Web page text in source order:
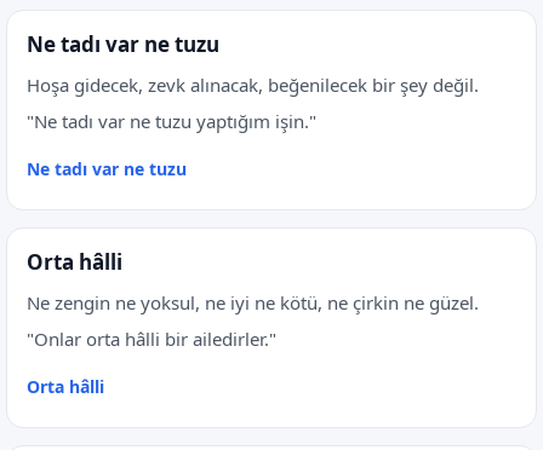
Ne tadı var ne tuzu
Hoşa gidecek, zevk alınacak, beğenilecek bir şey değil.
"Ne tadı var ne tuzu yaptığım işin."
Ne tadı var ne tuzu
Orta hâlli
Ne zengin ne yoksul, ne iyi ne kötü, ne çirkin ne güzel.
"Onlar orta hâlli bir ailedirler."
Orta hâlli